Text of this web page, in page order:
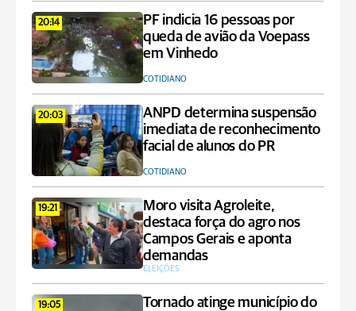
20:14
PF indicia 16 pessoas por
queda de avião da Voepass
em Vinhedo
COTIDIANO
20:03
ANPD determina suspensão
imediata de reconhecimento
facial de alunos do PR
COTIDIANO
19:21
Moro visita Agroleite,
destaca força do agro nos
Campos Gerais e aponta
demandas
ELEIÇÕES
19:05
Tornado atinge município do